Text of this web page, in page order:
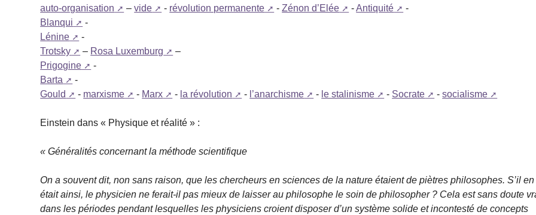
auto-organisation
–vide - révolution permanente -Zénon d’Elée -Antiquité
-
Blanqui
-
Lénine
-
Trotsky
– Rosa Luxemburg
–
Prigogine
-
Barta
-
Gould
- marxisme - Marx - la révolution - l’anarchisme - le stalinisme - Socrate -socialisme
Einstein dans « Physique et réalité » :
« Généralités concernant la méthode scientifique
On a souvent dit, non sans raison, que les chercheurs en sciences de la nature étaient de piètres philosophes. S’il en
était ainsi, le physicien ne ferait-il pas mieux de laisser au philosophe le soin de philosopher ? Cela est sans doute
dans les périodes pendant lesquelles les physiciens croient disposer d’un système solide et incontesté de concepts